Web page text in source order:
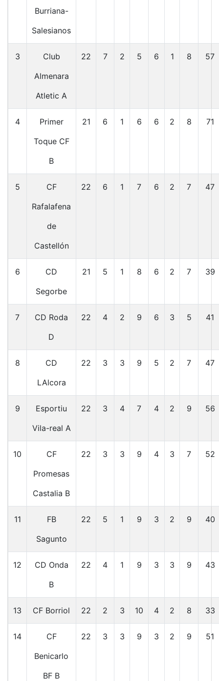
Burriana-
Salesianos
3
Club
Almenara
Atletic A
22 7 2 5 6 1 8 57
4
Primer
Toque CF
B
21 6 1 6 6 2 8 71
5
CF
Rafalafena
de
Castellón
22 6 1 7 6 2 7 47
6
CD
Segorbe
21 5 1 8 6 2 7 39
7
CD Roda
D
22 4 2 9 6 3 5 41
8
CD
LAlcora
22 3 3 9 5 2 7 47
9
Esportiu
Vila-real A
22 3 4 7 4 2 9 56
10
CF
Promesas
Castalia B
22 3 3 9 4 3 7 52
11
FB
Sagunto
22 5 1 9 3 2 9 40
12
CD Onda
B
22 4 1 9 3 3 9 43
13 CF Borriol 22 2 3 10 4 2 8 33
14
CF
Benicarlo
BF B
22 3 3 9 3 2 9 51